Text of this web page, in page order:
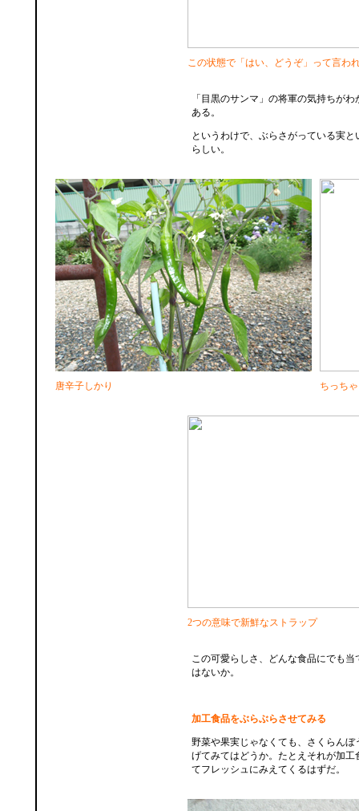
この状態で「はい、どうぞ」って言わ
「目黒のサンマ」の将軍の気持ちが
ある。
というわけで、ぶらさがっている実と
らしい。
唐辛子しかり ちっち
2つの意味で新鮮なストラップ
この可愛らしさ、どんな食品にでも当
はないか。
加工食品をぶらぶらさせてみる
野菜や果実じゃなくても、さくらんぼ
げてみてはどうか。たとえそれが加工
てフレッシュにみえてくるはずだ。